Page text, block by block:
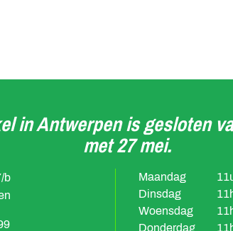
in Antwerpen is gesloten
met 27 mei.
b
Maandag
Dinsdag
Woensdag
Donderdag